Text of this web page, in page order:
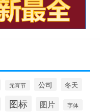
元宵节 公司 冬天
图标 图片 字体